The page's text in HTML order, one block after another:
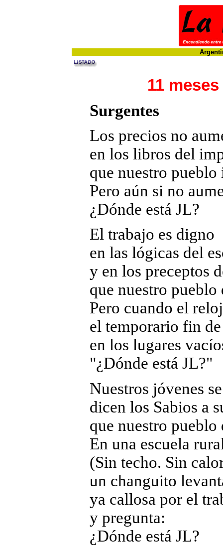
11
Surgentes
Los precios no
en los libros del
que nuestro pueblo
Pero aún si no
¿Dónde está JL?
El trabajo es digno
en las lógicas del
y en los preceptos
que nuestro pueblo
Pero cuando el
el temporario fin
en los lugares
"¿Dónde está JL?"
Nuestros jóvenes
dicen los Sabios a
que nuestro pueblo
En una escuela
(Sin techo. Sin
un changuito
ya callosa por el
y pregunta:
¿Dónde está JL?